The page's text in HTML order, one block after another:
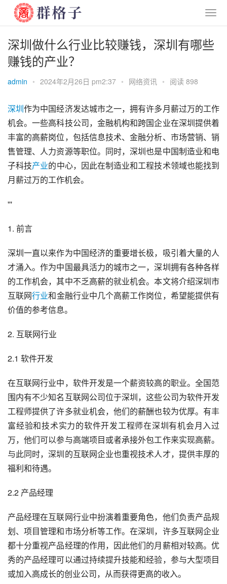
深圳做什么行业比较赚钱，深圳有哪些
赚钱的产业？
admin • 2024年2月26日 pm2:37 • 网络资讯 • 阅读 898
深圳作为中国经济发达城市之一，拥有许多月薪过万的工作
机会。一些高科技公司，金融机构和跨国企业在深圳提供着
丰富的高薪岗位，包括信息技术、金融分析、市场营销、销
售管理、人力资源等职位。同时，深圳也是中国制造业和电
子科技产业的中心，因此在制造业和工程技术领域也能找到
月薪过万的工作机会。
'''
1. 前言
深圳一直以来作为中国经济的重要增长极，吸引着大量的人
才涌入。作为中国最具活力的城市之一，深圳拥有各种各样
的工作机会，其中不乏高薪的就业机会。本文将介绍深圳市
互联网行业和金融行业中几个高薪工作岗位，希望能提供有
价值的参考信息。
2. 互联网行业
2.1 软件开发
在互联网行业中，软件开发是一个薪资较高的职业。全国范
围内有不少知名互联网公司位于深圳，这些公司为软件开发
工程师提供了许多就业机会，他们的薪酬也较为优厚。有丰
富经验和技术实力的软件开发工程师在深圳有机会月入过
万，他们可以参与高端项目或者承接外包工作来实现高薪。
与此同时，深圳的互联网企业也重视技术人才，提供丰厚的
福利和待遇。
2.2 产品经理
产品经理在互联网行业中扮演着重要角色，他们负责产品规
划、项目管理和市场分析等工作。在深圳，许多互联网企业
都十分重视产品经理的作用，因此他们的月薪相对较高。优
秀的产品经理可以通过持续提升技能和经验，参与大型项目
或加入高成长的创业公司，从而获得更高的收入。